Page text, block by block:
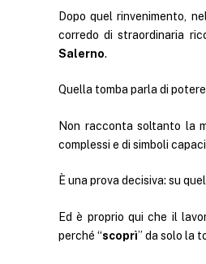
Dopo quel rinvenimento,
corredo di straordinaria
Salerno.
Quella tomba parla di
Non racconta soltanto la
complessi e di simboli
È una prova decisiva: su
Ed è proprio qui che il
perché “scoprì” da solo la